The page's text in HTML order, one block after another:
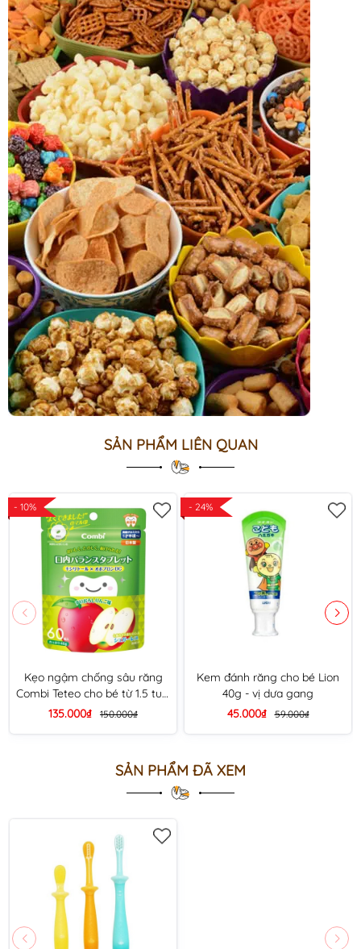
SẢN PHẨM LIÊN QUAN
- 10%
Kẹo ngậm chống sâu răng
Combi Teteo cho bé từ 1.5 tuổi
gói 60 viên (5 vị) (Socola sữa)
135.000₫ 150.000₫
- 24%
Kem đánh răng cho bé Lion
40g - vị dưa gang
45.000₫
59.000₫
SẢN PHẨM ĐÃ XEM